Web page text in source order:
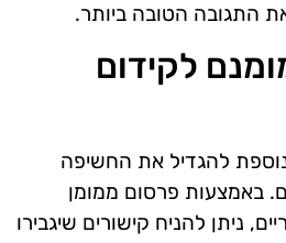
התגובה הטובה ביותר.
לקידום
להגדיל את החשיפה
באמצעות פרסום ממומן
ניתן להניח קישורים שיגבירו